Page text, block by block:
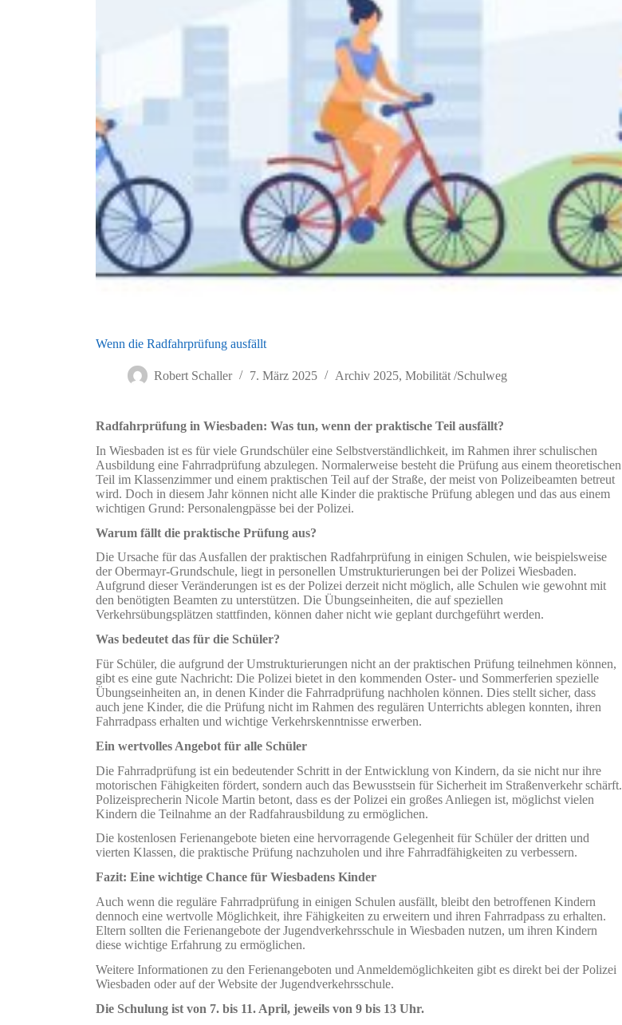
Wenn die Radfahrprüfung ausfällt
Robert Schaller 7. März 2025 Archiv 2025, Mobilität /Schulweg
Radfahrprüfung in Wiesbaden: Was tun, wenn der praktische Teil ausfällt?
In Wiesbaden ist es für viele Grundschüler eine Selbstverständlichkeit, im Rahmen ihrer schulischen
Ausbildung eine Fahrradprüfung abzulegen. Normalerweise besteht die Prüfung aus einem theoretischen
Teil im Klassenzimmer und einem praktischen Teil auf der Straße, der meist von Polizeibeamten betreut
wird. Doch in diesem Jahr können nicht alle Kinder die praktische Prüfung ablegen und das aus einem
wichtigen Grund: Personalengpässe bei der Polizei.
Warum fällt die praktische Prüfung aus?
Die Ursache für das Ausfallen der praktischen Radfahrprüfung in einigen Schulen, wie beispielsweise
der Obermayr-Grundschule, liegt in personellen Umstrukturierungen bei der Polizei Wiesbaden.
Aufgrund dieser Veränderungen ist es der Polizei derzeit nicht möglich, alle Schulen wie gewohnt mit
den benötigten Beamten zu unterstützen. Die Übungseinheiten, die auf speziellen
Verkehrsübungsplätzen stattfinden, können daher nicht wie geplant durchgeführt werden.
Was bedeutet das für die Schüler?
Für Schüler, die aufgrund der Umstrukturierungen nicht an der praktischen Prüfung teilnehmen können,
gibt es eine gute Nachricht: Die Polizei bietet in den kommenden Oster- und Sommerferien spezielle
Übungseinheiten an, in denen Kinder die Fahrradprüfung nachholen können. Dies stellt sicher, dass
auch jene Kinder, die die Prüfung nicht im Rahmen des regulären Unterrichts ablegen konnten, ihren
Fahrradpass erhalten und wichtige Verkehrskenntnisse erwerben.
Ein wertvolles Angebot für alle Schüler
Die Fahrradprüfung ist ein bedeutender Schritt in der Entwicklung von Kindern, da sie nicht nur ihre
motorischen Fähigkeiten fördert, sondern auch das Bewusstsein für Sicherheit im Straßenverkehr schärft.
Polizeisprecherin Nicole Martin betont, dass es der Polizei ein großes Anliegen ist, möglichst vielen
Kindern die Teilnahme an der Radfahrausbildung zu ermöglichen.
Die kostenlosen Ferienangebote bieten eine hervorragende Gelegenheit für Schüler der dritten und
vierten Klassen, die praktische Prüfung nachzuholen und ihre Fahrradfähigkeiten zu verbessern.
Fazit: Eine wichtige Chance für Wiesbadens Kinder
Auch wenn die reguläre Fahrradprüfung in einigen Schulen ausfällt, bleibt den betroffenen Kindern
dennoch eine wertvolle Möglichkeit, ihre Fähigkeiten zu erweitern und ihren Fahrradpass zu erhalten.
Eltern sollten die Ferienangebote der Jugendverkehrsschule in Wiesbaden nutzen, um ihren Kindern
diese wichtige Erfahrung zu ermöglichen.
Weitere Informationen zu den Ferienangeboten und Anmeldemöglichkeiten gibt es direkt bei der Polizei
Wiesbaden oder auf der Website der Jugendverkehrsschule.
Die Schulung ist von 7. bis 11. April, jeweils von 9 bis 13 Uhr.